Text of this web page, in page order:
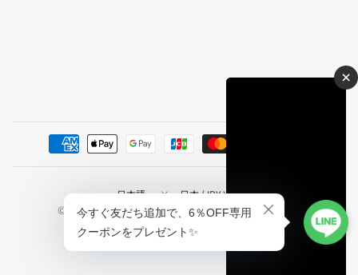
国/
地
域
国/
地
域
© 2026 Tiaro, All rights reserved. Powered by Shopify
×